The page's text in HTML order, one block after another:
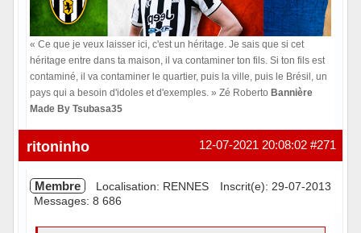
« Ce que je veux laisser ici, c'est un héritage. Je sais que si cet
héritage entre dans ta maison, il va contaminer ton fils. Si ton fils est
contaminé, il va contaminer le quartier, puis la ville, puis le Brésil, un
pays qui a besoin d'idoles et d'exemples. » Zé Roberto Bannière
Made By Tsubasa35
Hors ligne #271
12-07-2021 20:08:02
ritoninho
Membre Localisation: RENNES
Inscrit(e): 29-07-2013
Messages: 8 686